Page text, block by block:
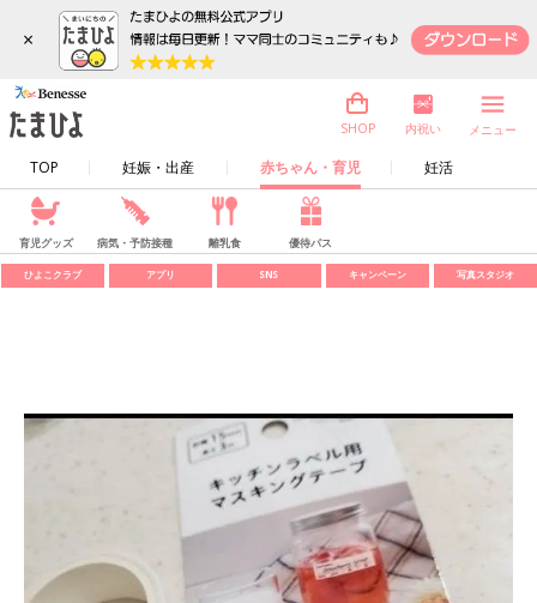
×
TOP 妊娠・出産 赤ちゃん・育児 妊活
SHOP 内祝い メニュー
育児グッズ 病気・予防接種 離乳食 優待パス
ひよこクラブ アプリ SNS キャンペーン 写真スタジオ